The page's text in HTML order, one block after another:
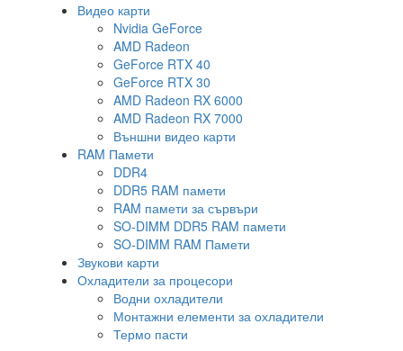
Видео карти
Nvidia GeForce
AMD Radeon
GeForce RTX 40
GeForce RTX 30
AMD Radeon RX 6000
AMD Radeon RX 7000
Външни видео карти
RAM Памети
DDR4
DDR5 RAM памети
RAM памети за сървъри
SO-DIMM DDR5 RAM памети
SO-DIMM RAM Памети
Звукови карти
Охладители за процесори
Водни охладители
Монтажни елементи за охладители
Термо пасти